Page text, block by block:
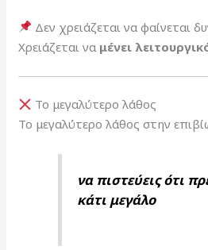
Δεν χρειάζεται να φαίνεται
Χρειάζεται να μένει
Το μεγαλύτερο λάθος
Το μεγαλύτερο λάθος στην
να πιστεύεις ότι
κάτι μεγάλο